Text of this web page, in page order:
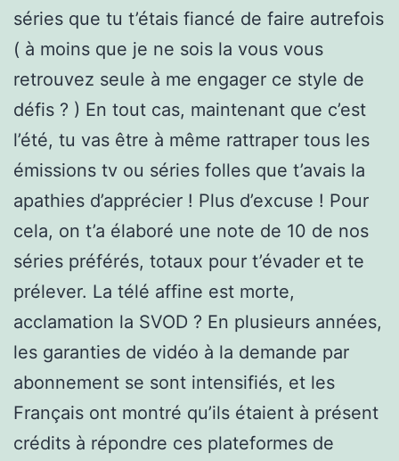
séries que tu t’étais fiancé de faire autrefois
( à moins que je ne sois la vous vous
retrouvez seule à me engager ce style de
défis ? ) En tout cas, maintenant que c’est
l’été, tu vas être à même rattraper tous les
émissions tv ou séries folles que t’avais la
apathies d’apprécier ! Plus d’excuse ! Pour
cela, on t’a élaboré une note de 10 de nos
séries préférés, totaux pour t’évader et te
prélever. La télé affine est morte,
acclamation la SVOD ? En plusieurs années,
les garanties de vidéo à la demande par
abonnement se sont intensifiés, et les
Français ont montré qu’ils étaient à présent
crédits à répondre ces plateformes de